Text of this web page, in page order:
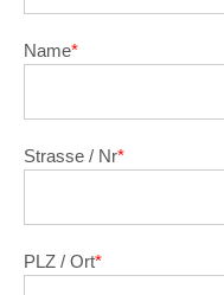
Name*
Strasse / Nr*
PLZ / Ort*